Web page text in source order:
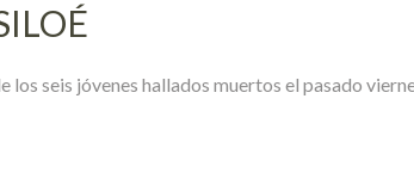
seis jóvenes hallados muertos el pasado